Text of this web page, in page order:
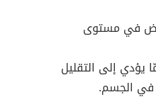
في مستوى
يؤدي إلى التقليل
في الجسم.